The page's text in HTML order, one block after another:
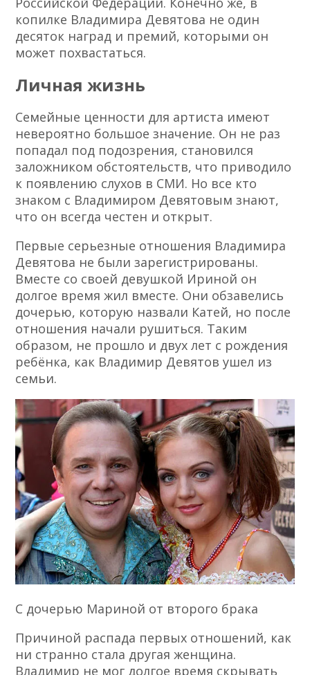
копилке Владимира Девятова не один
десяток наград и премий, которыми он
может похвастаться.
Личная жизнь
Семейные ценности для артиста имеют
невероятно большое значение. Он не раз
попадал под подозрения, становился
заложником обстоятельств, что приводило
к появлению слухов в СМИ. Но все кто
знаком с Владимиром Девятовым знают,
что он всегда честен и открыт.
Первые серьезные отношения Владимира
Девятова не были зарегистрированы.
Вместе со своей девушкой Ириной он
долгое время жил вместе. Они обзавелись
дочерью, которую назвали Катей, но после
отношения начали рушиться. Таким
образом, не прошло и двух лет с рождения
ребёнка, как Владимир Девятов ушел из
семьи.
С дочерью Мариной от второго брака
Причиной распада первых отношений, как
ни странно стала другая женщина.
Владимир не мог долгое время скрывать